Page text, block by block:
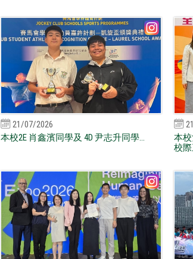
21/07/2026
本校2E 肖鑫濱同學及 4D 尹志升同學...
本
校際